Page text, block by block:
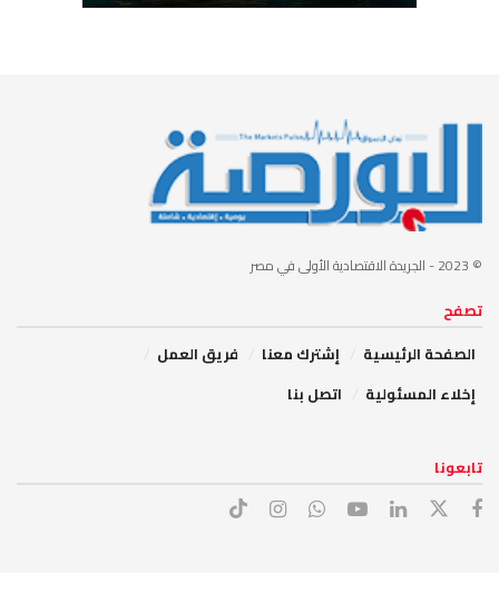
© 2023 - الجريدة الاقتصادية الأولى في مصر
تصفح
الصفحة الرئيسية
إشترك معنا
فريق العمل
إخلاء المسئولية
اتصل بنا
تابعونا